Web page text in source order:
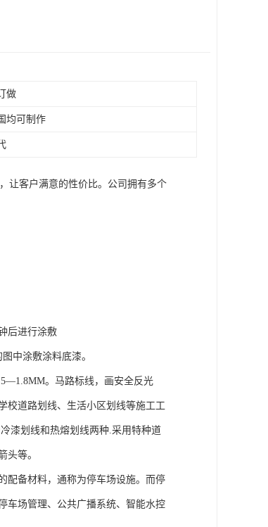
做
均可制作
让客户满意的性价比。公司拥有多个
后进行涂敷
中涂敷涂料底漆。
。马路标线，画安全反光
校道路划线、生活小区划线等施工工
漆划线和热熔划线两种.采用特种道
头等。
配备材料，通称为停车场设施。而停
车场管理、公共广播系统、智能水控